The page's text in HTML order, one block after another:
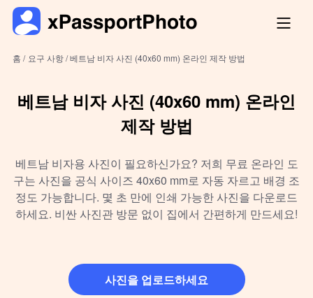
홈 / 요구 사항 /베트남 비자 사진 (40x60 mm) 온라인 제작 방법
베트남 비자 사진 (40x60 mm) 온라인
제작 방법
베트남 비자용 사진이 필요하신가요? 저희 무료 온라인 도
구는 사진을 공식 사이즈 40x60 mm로 자동 자르고 배경 조
정도 가능합니다. 몇 초 만에 인쇄 가능한 사진을 다운로드
하세요. 비싼 사진관 방문 없이 집에서 간편하게 만드세요!
사진을 업로드하세요